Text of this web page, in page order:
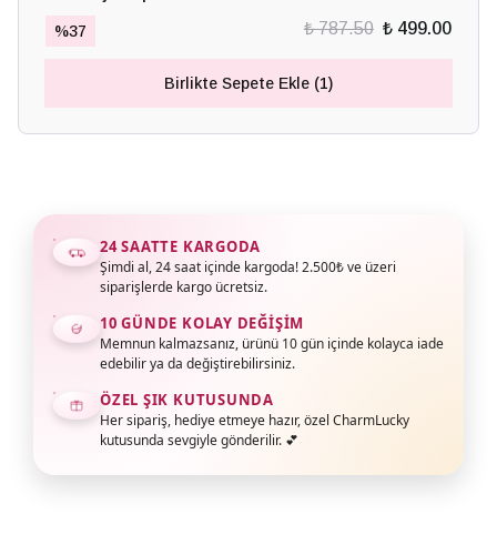
%37 ₺ 787.50 ₺ 499.00
Birlikte Sepete Ekle (1)
24 SAATTE KARGODA
Şimdi al, 24 saat içinde kargoda! 2.500₺ ve üzeri
siparişlerde kargo ücretsiz.
10 GÜNDE KOLAY DEĞIŞIM
Memnun kalmazsanız, ürünü 10 gün içinde kolayca iade
edebilir ya da değiştirebilirsiniz.
ÖZEL ŞIK KUTUSUNDA
Her sipariş, hediye etmeye hazır, özel CharmLucky
kutusunda sevgiyle gönderilir. 💕